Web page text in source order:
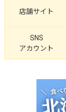
店舗サイト
SNS
アカウント